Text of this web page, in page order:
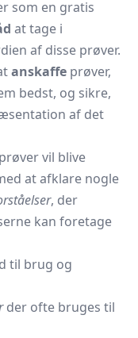
som en gratis
at tage i
af disse prøver.
anskaffe prøver,
bedst, og sikre,
af det
vil blive
at afklare nogle
, der
kan foretage
til brug og
der ofte bruges til